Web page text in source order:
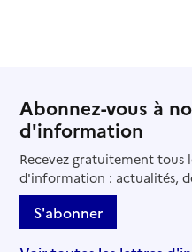
Abonnez-vous à
d'information
Recevez gratuitement tous
d'information : actualités,
S'abonner